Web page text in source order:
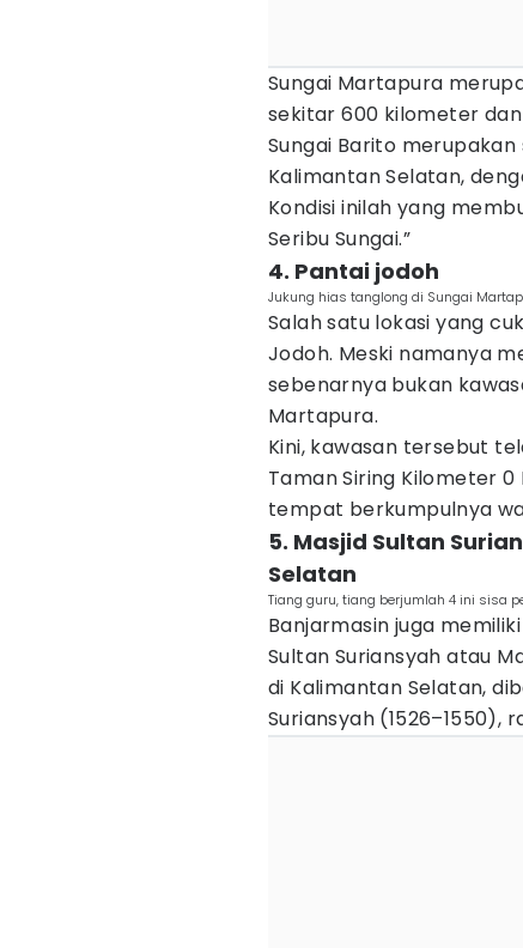
Sungai Martapura
sekitar 600 kilometer
Sungai Barito
Kalimantan Selatan,
Kondisi inilah yang
Seribu Sungai.”
4. Pantai jodoh
Jukung hias tanglong di Sungai
Salah satu lokasi yang
Jodoh. Meski namanya
sebenarnya bukan
Martapura.
Kini, kawasan tersebut
Taman Siring Kilometer
tempat berkumpulnya
5. Masjid Sultan
Selatan
Tiang guru, tiang berjumlah 4 ini sisa
Banjarmasin juga
Sultan Suriansyah atau
di Kalimantan Selatan,
Suriansyah (1526–1550),